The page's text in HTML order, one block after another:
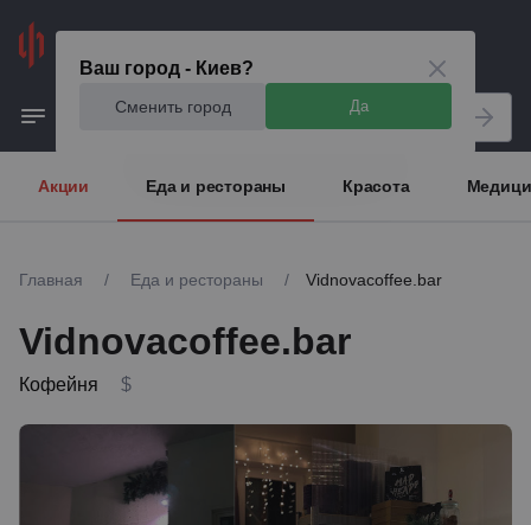
Ваш город - Киев?
Сменить город Да
Акции Еда и рестораны Красота
Главная / Еда и рестораны / Vidnovacoffee.bar
Vidnovacoffee.bar
Кофейня $